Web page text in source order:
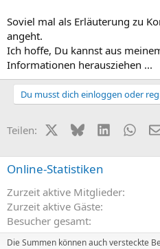
Soviel mal als Erläuterung zu
angeht.
Ich hoffe, Du kannst aus
Informationen herausziehen ...
Du musst dich einloggen oder
Teilen: X (Twitter)
BlueskyLinkedIn
Online-Statistiken
Zurzeit aktive Mitglieder
Zurzeit aktive Gäste
Besucher gesamt
Die Summen können auch versteckte